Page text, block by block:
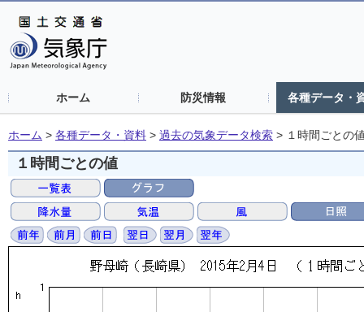
ホーム 防災情報 各種データ・
ホーム > 各種データ・資料 > 過去の気象データ検索 > １時間ごとの
１時間ごとの値